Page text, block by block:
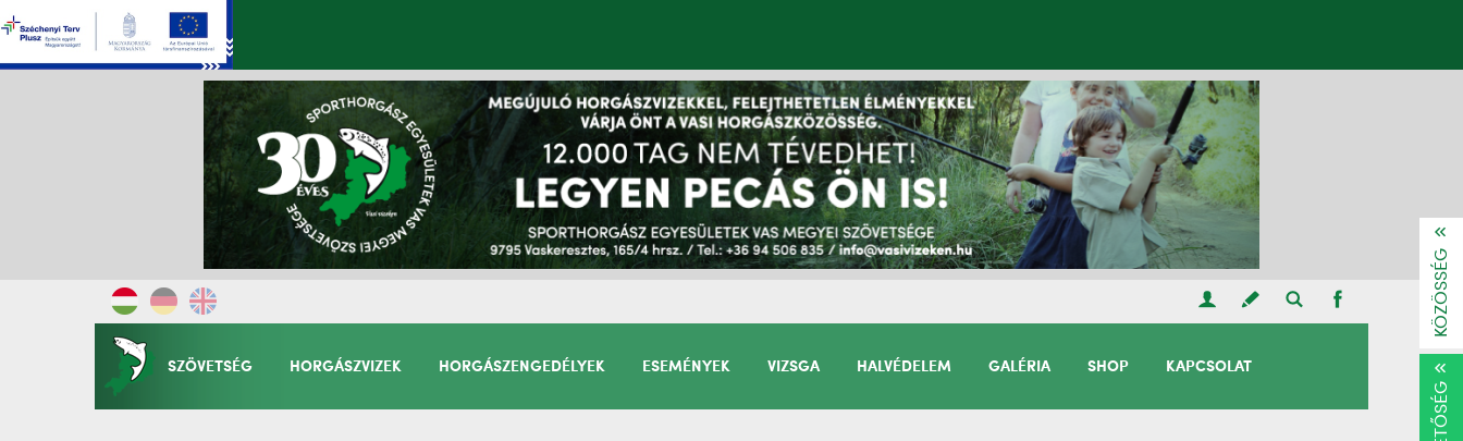
SZÖVETSÉG HORGÁSZVIZEK HORGÁSZENGEDÉLYEK ESEMÉNYEK VIZSGA HALVÉDELEM GALÉRIA SHOP KAPCSOLAT
KÖZÖSSÉG